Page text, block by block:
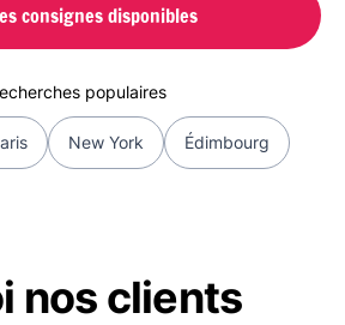
consignes disponibles
populaires
New York Édimbourg
nos clients